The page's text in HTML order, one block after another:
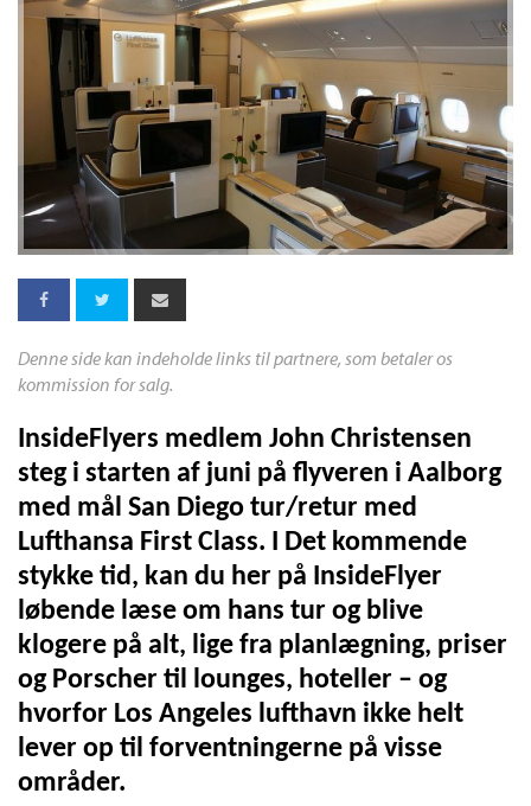
Denne side kan indeholde links til partnere, som betaler os
kommission for salg.
InsideFlyers medlem John Christensen
steg i starten af juni på flyveren i Aalborg
med mål San Diego tur/retur med
Lufthansa First Class. I Det kommende
stykke tid, kan du her på InsideFlyer
løbende læse om hans tur og blive
klogere på alt, lige fra planlægning, priser
og Porscher til lounges, hoteller – og
hvorfor Los Angeles lufthavn ikke helt
lever op til forventningerne på visse
områder.